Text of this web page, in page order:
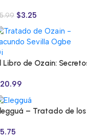
$3.25
Libro de Ozain:
20.99
– Tratado de
5.75